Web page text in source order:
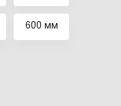
600 мм